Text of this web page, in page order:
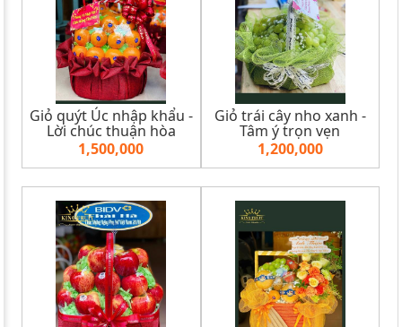
Giỏ quýt Úc nhập khẩu -
Lời chúc thuận hòa
1,500,000
Giỏ trái cây nho xanh -
Tâm ý trọn vẹn
1,200,000